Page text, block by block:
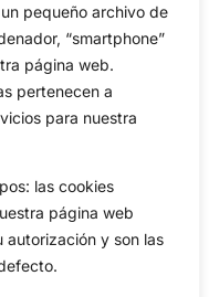
pequeño archivo de
“smartphone”
página web.
pertenecen a
para nuestra
las cookies
página web
autorización y son las
Rahm
Cup